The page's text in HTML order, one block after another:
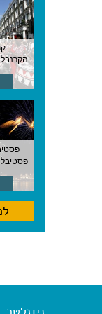
הקרנבל השני
פסטיבל הקיץ